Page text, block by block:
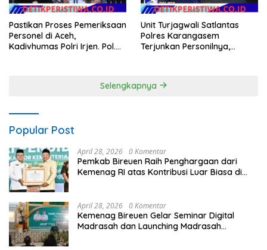
Pastikan Proses Pemeriksaan
Personel di Aceh,
Kadivhumas Polri Irjen. Pol.
Unit Turjagwali Satlantas
Polres Karangasem
Terjunkan Personilnya,
Selengkapnya
Popular Post
April 28, 2026 0 Komentar
Pemkab Bireuen Raih Penghargaan dari
Kemenag RI atas Kontribusi Luar Biasa di
April 28, 2026 0 Komentar
Kemenag Bireuen Gelar Seminar Digital
Madrasah dan Launching Madrasah